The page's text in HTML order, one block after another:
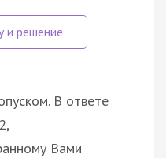
В ответе
Вами